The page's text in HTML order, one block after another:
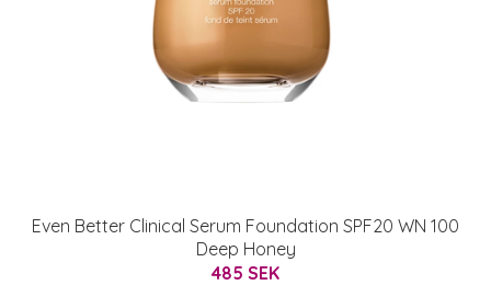
Even Better Clinical Serum Foundation SPF20 WN 100
Deep Honey
485 SEK